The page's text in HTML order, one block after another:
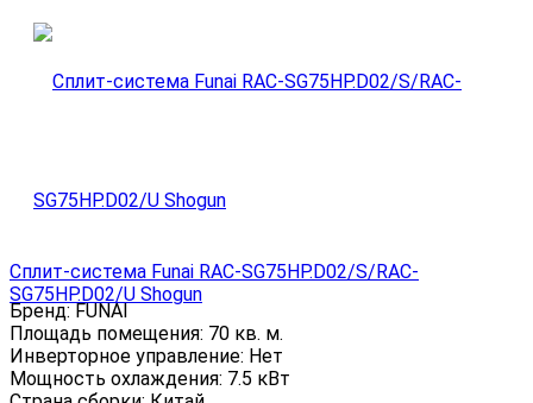
Сплит-система Funai RAC-SG75HP.D02/S/RAC-
SG75HP.D02/U Shogun
Бренд:FUNAI
Площадь помещения: 70 кв. м.
Инверторное управление: Нет
Мощность охлаждения: 7.5 кВт